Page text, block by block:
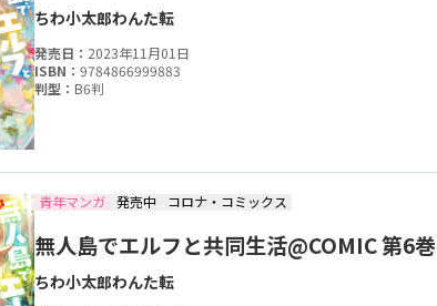
ちわ小太郎わんた転
発売日： 2023年11月01日
ISBN： 9784866999883
判型： B6判
青年マンガ 発売中 コロナ・コミックス
無人島でエルフと共同生活@COMIC 第6巻
ちわ小太郎わんた転